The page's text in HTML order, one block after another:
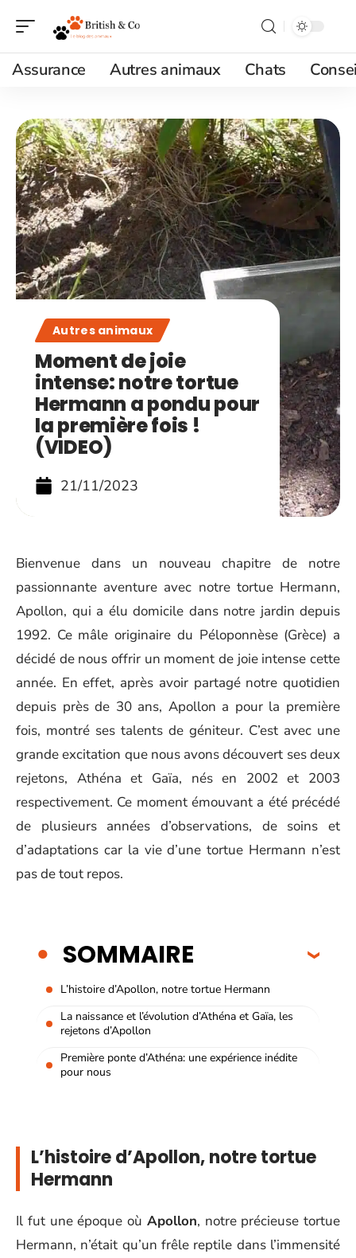
Assurance Autres animaux Chats
Autres animaux
Moment de joie
intense: notre tortue
Hermann a pondu pour
la première fois !
(VIDEO)
21/11/2023
Bienvenue dans un nouveau chapitre de notre
passionnante aventure avec notre tortue Hermann,
Apollon, qui a élu domicile dans notre jardin depuis
1992. Ce mâle originaire du Péloponnèse (Grèce) a
décidé de nous offrir un moment de joie intense cette
année. En effet, après avoir partagé notre quotidien
depuis près de 30 ans, Apollon a pour la première
fois, montré ses talents de géniteur. C’est avec une
grande excitation que nous avons découvert ses deux
rejetons, Athéna et Gaïa, nés en 2002 et 2003
respectivement. Ce moment émouvant a été précédé
de plusieurs années d’observations, de soins et
d’adaptations car la vie d’une tortue Hermann n’est
pas de tout repos.
SOMMAIRE
L’histoire d’Apollon, notre tortue Hermann
La naissance et l’évolution d’Athéna et Gaïa, les
rejetons d’Apollon
Première ponte d’Athéna: une expérience inédite
pour nous
L’histoire d’Apollon, notre tortue
Hermann
Il fut une époque où Apollon, notre précieuse tortue
Hermann, n’était qu’un frêle reptile dans l’immensité